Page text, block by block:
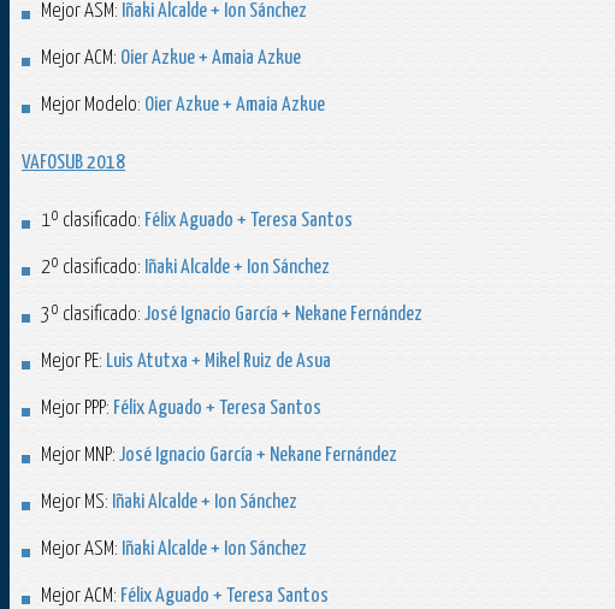
Mejor ASM: Iñaki Alcalde + Ion Sánchez
Mejor ACM: Oier Azkue + Amaia Azkue
Mejor Modelo: Oier Azkue + Amaia Azkue
VAFOSUB 2018
1º clasificado: Félix Aguado + Teresa Santos
2º clasificado: Iñaki Alcalde + Ion Sánchez
3º clasificado: José Ignacio García + Nekane Fernández
Mejor PE: Luis Atutxa + Mikel Ruiz de Asua
Mejor PPP: Félix Aguado + Teresa Santos
Mejor MNP: José Ignacio García + Nekane Fernández
Mejor MS: Iñaki Alcalde + Ion Sánchez
Mejor ASM: Iñaki Alcalde + Ion Sánchez
Mejor ACM: Félix Aguado + Teresa Santos